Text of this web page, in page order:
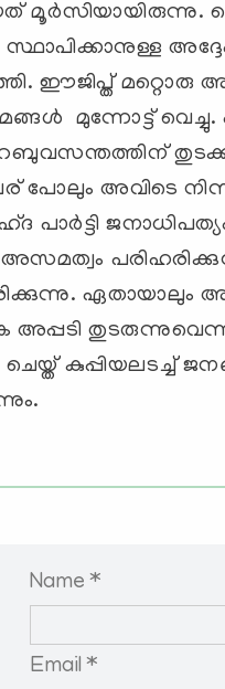
മൂര്‍സിയായിരുന്നു.
ഈജിപ്ത് മറ്റൊരു
മുന്നോട്ട്
പോലും അവിടെ
അപ്പടി
കുപ്പിയലടച്ച്
Name *
Email *